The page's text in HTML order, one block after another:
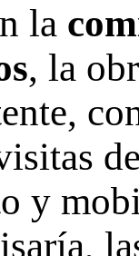
la
, la
y